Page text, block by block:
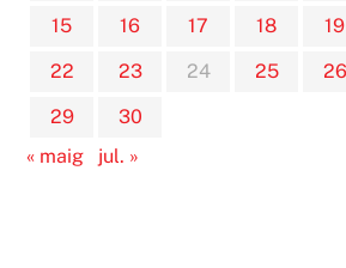
15
16 17 18 19
22
23 24 25 26
29
30
« maig
jul. »